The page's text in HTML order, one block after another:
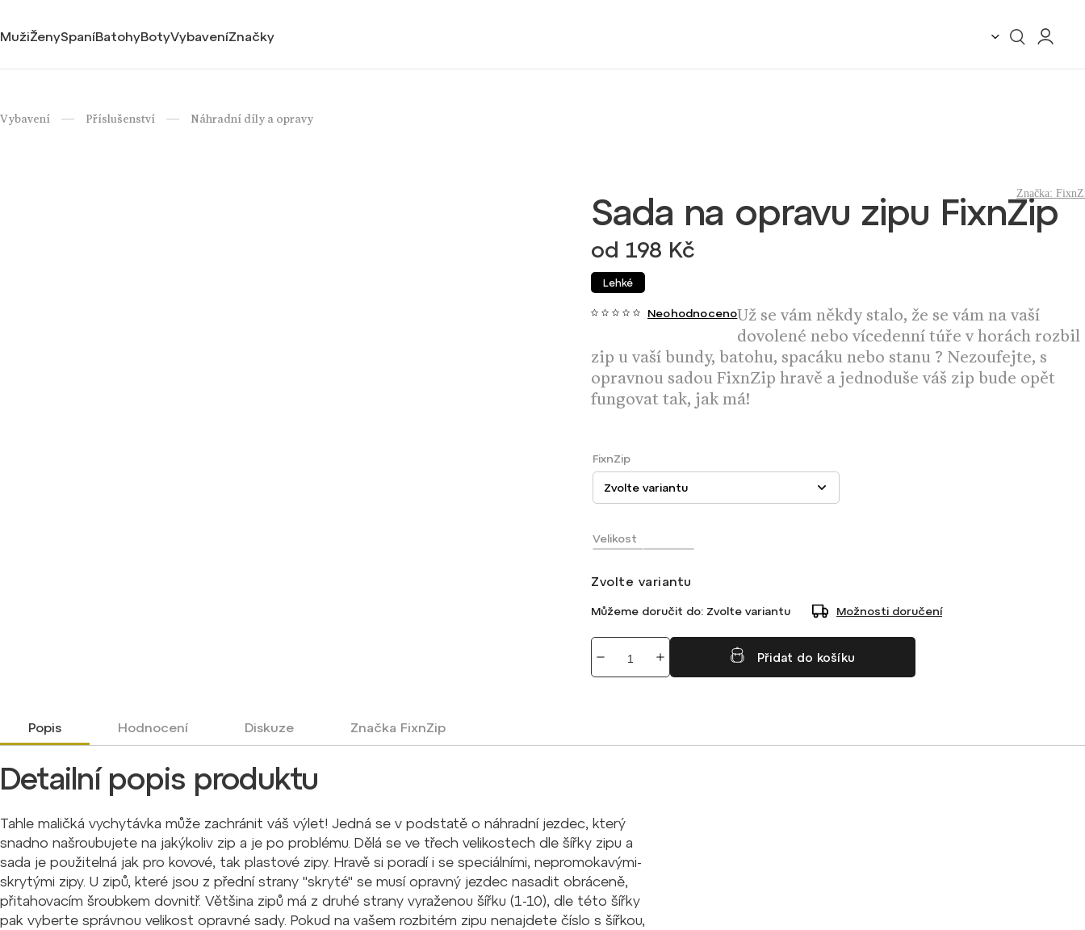
MužiŽenySpaníBatohyBotyVybaveníZnačky
Vybavení / Příslušenství / Náhradní díly a opravy
Sada na opravu zipu FixnZip
od 198 Kč
Lehké
NeohodnocenoUž se vám někdy stalo, že se vám na vaší
dovolené nebo vícedenní túře v horách rozbil
zip u vaší bundy, batohu, spacáku nebo stanu ? Nezoufejte, s
opravnou sadou FixnZip hravě a jednoduše váš zip bude opět
fungovat tak, jak má!
Značka:
FixnZip
Velikost
Zvolte variantu
Můžeme doručit do: Zvolte variantu Možnosti doručení
Přidat do košíku
Popis Hodnocení Diskuze Značka FixnZip
Detailní popis produktu
Tahle maličká vychytávka může zachránit váš výlet! Jedná se v podstatě o náhradní jezdec, který
snadno našroubujete na jakýkoliv zip a je po problému. Dělá se ve třech velikostech dle šířky zipu a
sada je použitelná jak pro kovové, tak plastové zipy. Hravě si poradí i se speciálními, nepromokavými-
skrytými zipy. U zipů, které jsou z přední strany "skryté" se musí opravný jezdec nasadit obráceně,
přitahovacím šroubkem dovnitř. Většina zipů má z druhé strany vyraženou šířku (1-10), dle této šířky
pak vyberte správnou velikost opravné sady. Pokud na vašem rozbitém zipu nenajdete číslo s šířkou,